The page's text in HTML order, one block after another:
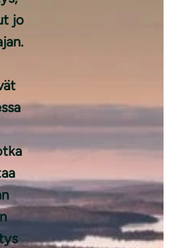
jo
Inarijärvi. Kuva:
Pertti Turunen